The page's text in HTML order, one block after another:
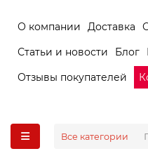
О компании Доставка
Статьи и новости
Блог
Отзывы покупателей
Все категории